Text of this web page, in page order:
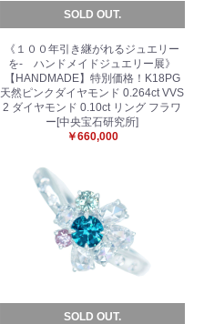
SOLD OUT.
《１００年引き継がれるジュエリー
を- ハンドメイドジュエリー展》
【HANDMADE】特別価格！K18PG
天然ピンクダイヤモンド 0.264ct VVS
2 ダイヤモンド 0.10ct リング フラワ
ー[中央宝石研究所]
￥660,000
SOLD OUT.